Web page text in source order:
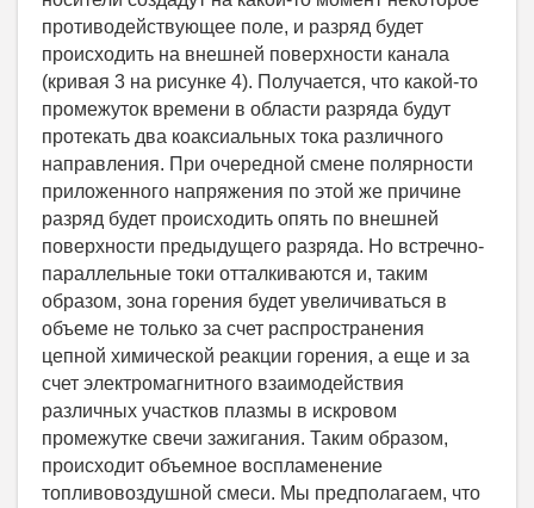
противодействующее поле, и разряд будет
происходить на внешней поверхности канала
(кривая 3 на рисунке 4). Получается, что какой-то
промежуток времени в области разряда будут
протекать два коаксиальных тока различного
направления. При очередной смене полярности
приложенного напряжения по этой же причине
разряд будет происходить опять по внешней
поверхности предыдущего разряда. Но встречно-
параллельные токи отталкиваются и, таким
образом, зона горения будет увеличиваться в
объеме не только за счет распространения
цепной химической реакции горения, а еще и за
счет электромагнитного взаимодействия
различных участков плазмы в искровом
промежутке свечи зажигания. Таким образом,
происходит объемное воспламенение
топливовоздушной смеси. Мы предполагаем, что